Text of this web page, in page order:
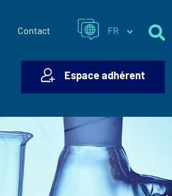
Contact
Espace adhérent